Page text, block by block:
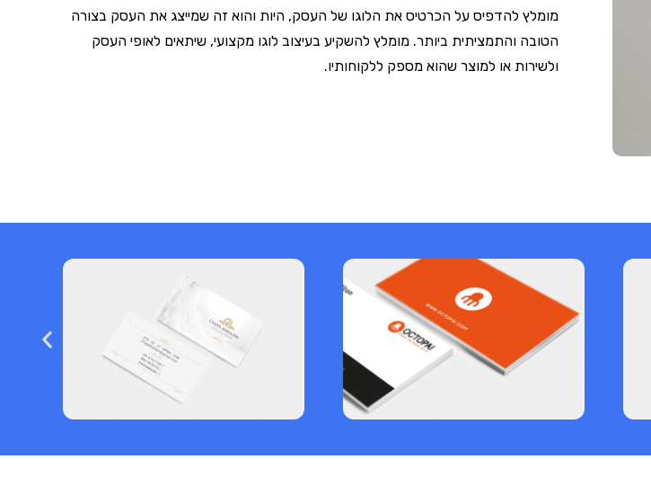
מומלץ להדפיס על הכרטיס את הלוגו של העסק, היות והוא זה שמייצג את העסק בצורה
הטובה והתמציתית ביותר. מומלץ להשקיע בעיצוב לוגו מקצועי, שיתאים לאופי העסק
ולשירות או למוצר שהוא מספק ללקוחותיו.